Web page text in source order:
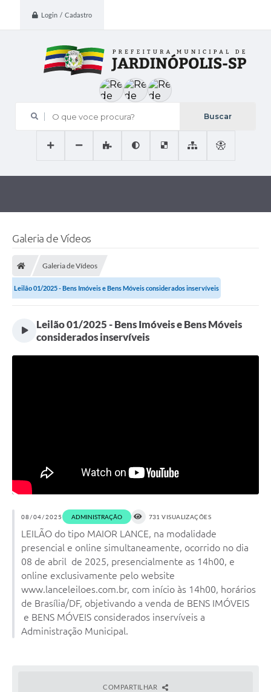
Login / Cadastro
O que voce procura?
Galeria de Vídeos
Galeria de Vídeos
Leilão 01/2025 - Bens Imóveis e Bens Móveis considerados inservíveis
Leilão 01/2025 - Bens Imóveis e Bens Móveis
considerados inservíveis
08/04/2025 ADMINISTRAÇÃO 731 VISUALIZAÇÕES
LEILÃO do tipo MAIOR LANCE, na modalidade
presencial e online simultaneamente, ocorrido no dia
08 de abril de 2025, presencialmente as 14h00, e
online exclusivamente pelo website
www.lanceleiloes.com.br, com início às 14h00, horários
de Brasília/DF, objetivando a venda de BENS IMÓVEIS
e BENS MÓVEIS considerados inservíveis a
Administração Municipal.
COMPARTILHAR